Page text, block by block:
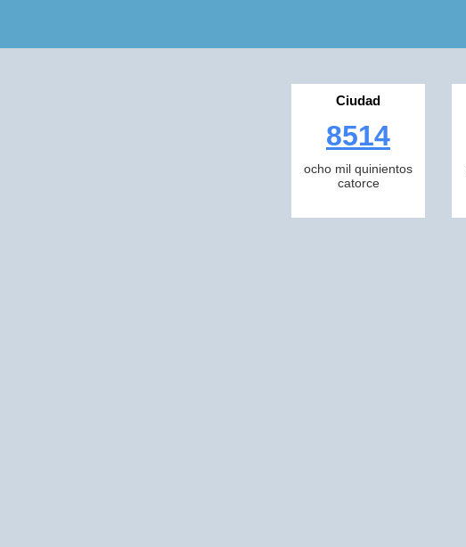
Ciudad
8514
ocho mil quinientos
catorce